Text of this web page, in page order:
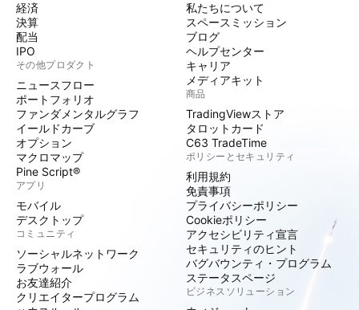
経済
決算
配当
IPO
その他プロダクト
ニュースフロー
ポートフォリオ
ファンダメンタルグラフ
イールドカーブ
オプション
マクロマップ
Pine Script®
アプリ
モバイル
デスクトップ
コミュニティ
ソーシャルネットワーク
ラブウォール
お友達紹介
クリエイタープログラム
私たちについて
スペースミッション
ブログ
ヘルプセンター
キャリア
メディアキット
商品
TradingViewストア
タロットカード
C63 TradeTime
ポリシーとセキュリティ
利用規約
免責事項
プライバシーポリシー
Cookieポリシー
アクセシビリティ宣言
セキュリティのヒント
バグバウンティ・プログラム
ステータスページ
ビジネスソリューション